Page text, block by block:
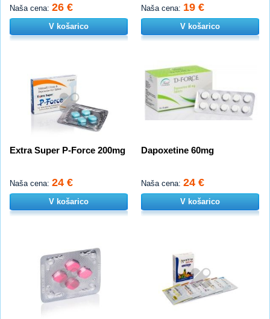
Naša cena: 26 €
V košarico
Naša cena: 19 €
V košarico
Extra Super P-Force 200mg
Naša cena: 24 €
V košarico
Dapoxetine 60mg
Naša cena: 24 €
V košarico